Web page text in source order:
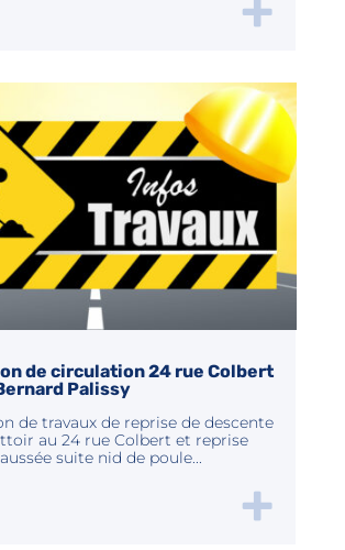
de circulation 24 rue Colbert
Palissy
de travaux de reprise de descente
au 24 rue Colbert et reprise
suite nid de poule...